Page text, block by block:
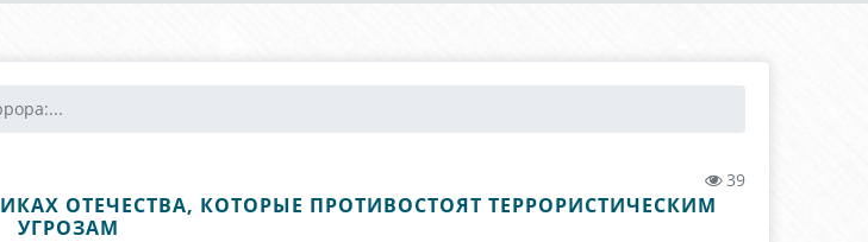
39
ОТЕЧЕСТВА, КОТОРЫЕ ПРОТИВОСТОЯТ ТЕРРОРИСТИЧЕСКИМ
УГРОЗАМ